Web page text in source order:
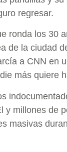
regresar.
ronda los 30
de la ciudad
a CNN en
más quiere
y millones de
masivas